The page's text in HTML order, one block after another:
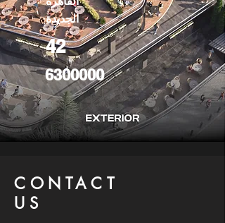
الجديدة
42
6300000
CONTACT
US